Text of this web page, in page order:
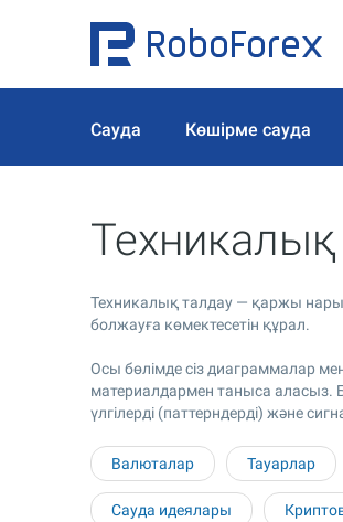
Сауда Көшірме сауда
Техникалық талдау — қаржы
болжауға көмектесетін құрал.
Осы бөлімде сіз диаграммалар
материалдармен таныса аласыз.
үлгілерді (паттерндерді) және
Валюталар Тауарлар
Сауда идеялары